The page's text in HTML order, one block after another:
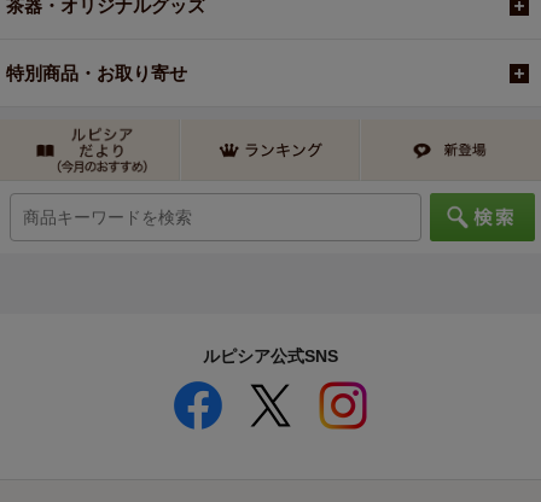
茶器・オリジナルグッズ
特別商品・お取り寄せ
ルピシア公式SNS